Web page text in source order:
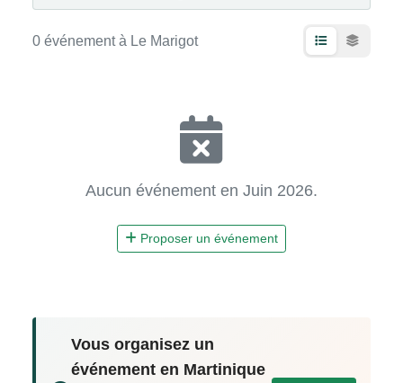
0 événement à Le Marigot
Aucun événement en Juin 2026.
Proposer un événement
Vous organisez un
événement en Martinique